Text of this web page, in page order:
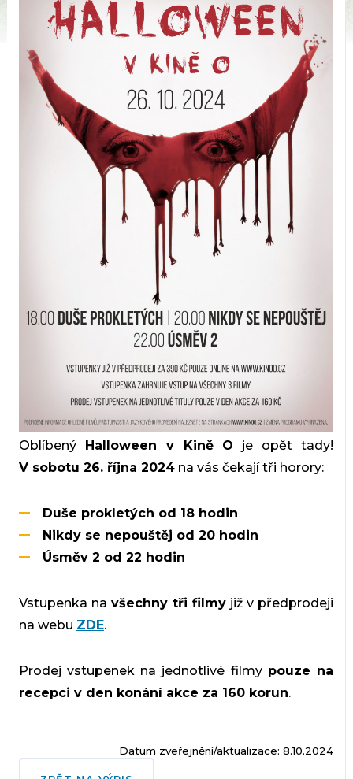
Oblíbený Halloween v Kině O je opět tady!
V sobotu 26. října 2024na vás čekají tři horory:
Duše prokletých od 18 hodin
Nikdy se nepouštěj od 20 hodin
Úsměv 2 od 22 hodin
Vstupenka na všechny tři filmy již v předprodeji
na webu ZDE.
Prodej vstupenek na jednotlivé filmy pouze na
recepci v den konání akce za 160 korun.
Datum zveřejnění/aktualizace: 8.10.2024